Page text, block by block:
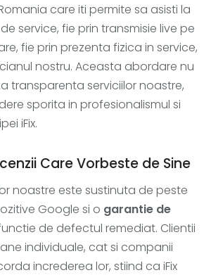
care iti permite sa asisti la
service, fie prin transmisie live pe
fie prin prezenta fizica in service,
nostru. Aceasta abordare nu
transparenta serviciilor noastre,
sporita in profesionalismul si
iFix.
Care Vorbeste de Sine
noastre este sustinuta de peste
Google si o garantie de
de defectul remediat. Clientii
individuale, cat si companii
increderea lor, stiind ca iFix